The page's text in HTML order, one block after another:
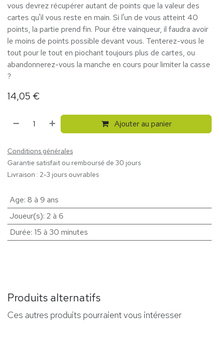
vous devrez récupérer autant de points que la valeur des
cartes qu'il vous reste en main. Si l'un de vous atteint 40
points, la partie prend fin. Pour être vainqueur, il faudra avoir
le moins de points possible devant vous. Tenterez-vous le
tout pour le tout en piochant toujours plus de cartes, ou
abandonnerez-vous la manche en cours pour limiter la casse
?
14,05 €
Ajouter au panier
Conditions générales
Garantie satisfait ou remboursé de 30 jours
Livraison : 2-3 jours ouvrables
Age: 8 à 9 ans
Joueur(s): 2 à 6
Durée: 15 à 30 minutes
Produits alternatifs
Ces autres produits pourraient vous intéresser